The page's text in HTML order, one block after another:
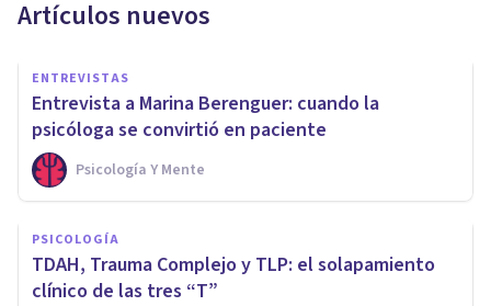
Artículos nuevos
ENTREVISTAS
Entrevista a Marina Berenguer: cuando la
psicóloga se convirtió en paciente
Psicología Y Mente
PSICOLOGÍA
TDAH, Trauma Complejo y TLP: el solapamiento
clínico de las tres “T”